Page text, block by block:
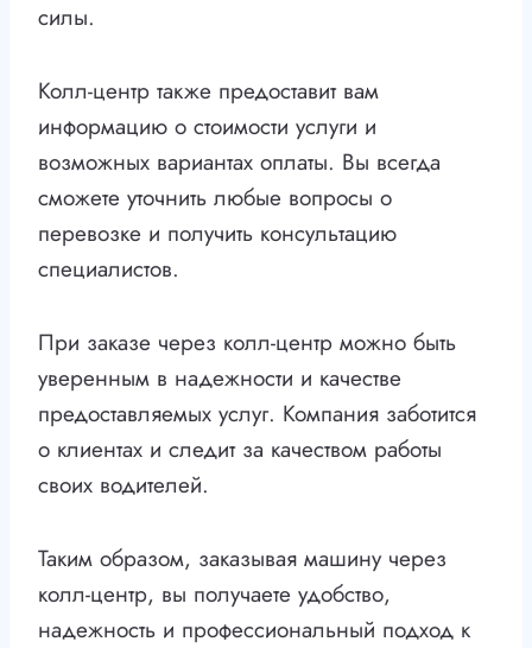
силы.
Колл-центр также предоставит вам
информацию о стоимости услуги и
возможных вариантах оплаты. Вы всегда
сможете уточнить любые вопросы о
перевозке и получить консультацию
специалистов.
При заказе через колл-центр можно быть
уверенным в надежности и качестве
предоставляемых услуг. Компания заботится
о клиентах и следит за качеством работы
своих водителей.
Таким образом, заказывая машину через
колл-центр, вы получаете удобство,
надежность и профессиональный подход к